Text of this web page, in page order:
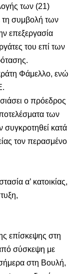
των (21)
συμβολή των
επεξεργασία
του επί των
Φάμελλο, ενώ
ο πρόεδρος
των
κατά
τον περασμένο
α’ κατοικίας,
επίσκεψης στη
σύσκεψη με
στη Βουλή,